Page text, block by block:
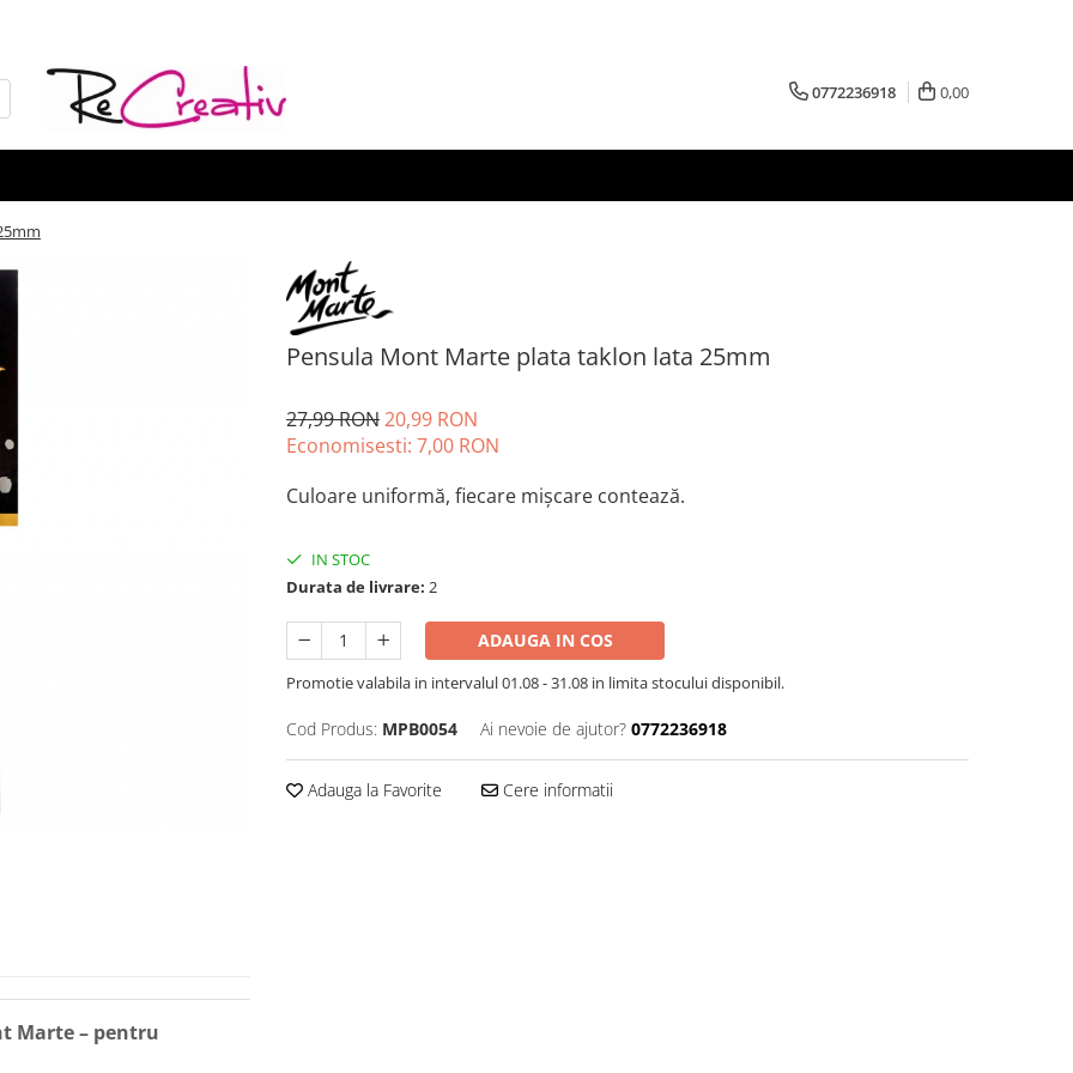
0772236918 0,00
Pensula Mont Marte plata taklon lata 25mm
27,99 RON20,99 RON
Economisesti: 7,00 RON
Culoare uniformă, fiecare mișcare contează.
IN STOC
Durata de livrare: 2
ADAUGA IN COS
Promotie valabila in intervalul 01.08 - 31.08 in limita stocului disponibil.
Cod Produs: MPB0054 Ai nevoie de ajutor? 0772236918
Adauga la Favorite Cere informatii
Marte – pentru